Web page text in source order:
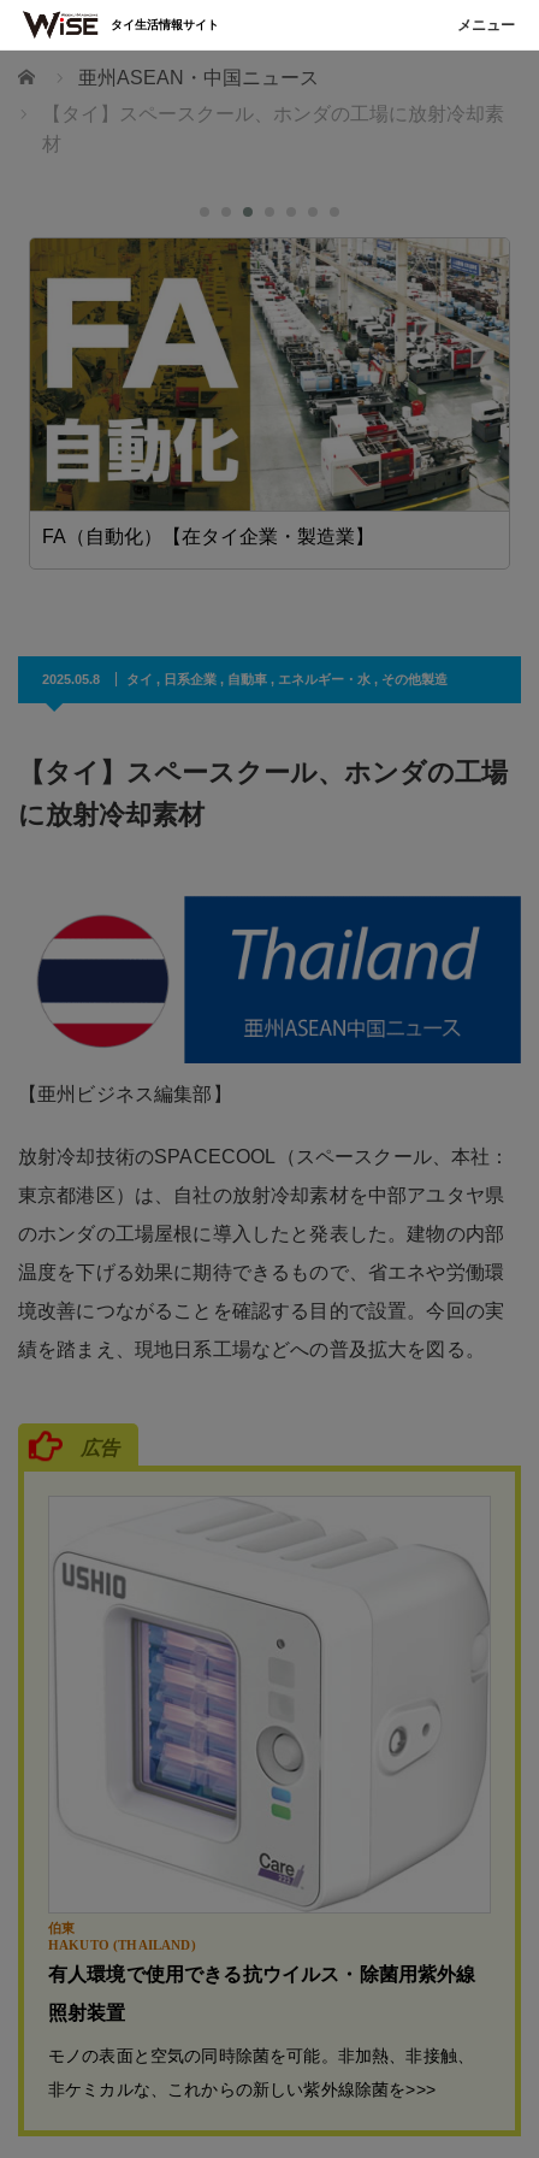
ホーム
亜州ASEAN・中国ニュース
【タイ】スペースクール、ホンダの工場に放射冷却素
材
FA（自動化）【在タイ企業・製造業】
2025.05.8 タイ , 日系企業 , 自動車 , エネルギー・水 , その他製造
【タイ】スペースクール、ホンダの工場
に放射冷却素材
【亜州ビジネス編集部】
放射冷却技術のSPACECOOL（スペースクール、本社：
東京都港区）は、自社の放射冷却素材を中部アユタヤ県
のホンダの工場屋根に導入したと発表した。建物の内部
温度を下げる効果に期待できるもので、省エネや労働環
境改善につながることを確認する目的で設置。今回の実
績を踏まえ、現地日系工場などへの普及拡大を図る。
広告
伯東
HAKUTO (THAILAND)
有人環境で使用できる抗ウイルス・除菌用紫外線
照射装置
モノの表面と空気の同時除菌を可能。非加熱、非接触、
非ケミカルな、これからの新しい紫外線除菌を>>>
タイ生活情報サイト